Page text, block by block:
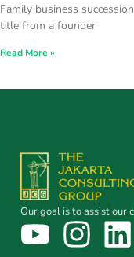
Family business
title from a founder
Read More »
Our goal is to assist our